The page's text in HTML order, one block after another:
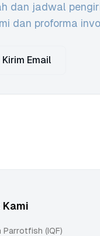
dan jadwal
dan proforma
Kirim Email
Kami
Parrotfish (IQF)